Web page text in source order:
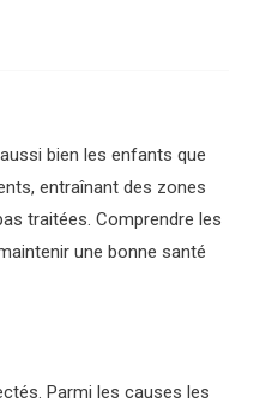
bien les enfants que
entraînant des zones
traitées. Comprendre les
une bonne santé
Parmi les causes les